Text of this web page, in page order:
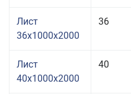
Лист
36x1000x2000
36
Лист
40x1000x2000
40